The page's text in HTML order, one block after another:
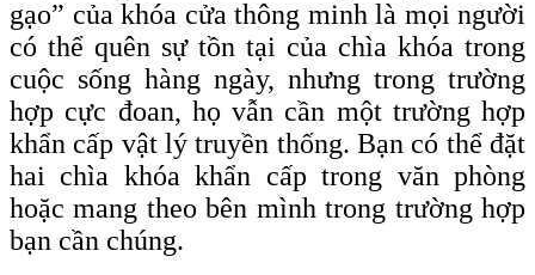
gạo” của khóa cửa thông minh là mọi người
có thể quên sự tồn tại của chìa khóa trong
cuộc sống hàng ngày, nhưng trong trường
hợp cực đoan, họ vẫn cần một trường hợp
khẩn cấp vật lý truyền thống. Bạn có thể đặt
hai chìa khóa khẩn cấp trong văn phòng
hoặc mang theo bên mình trong trường hợp
bạn cần chúng.